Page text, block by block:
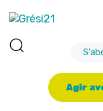
Agir av